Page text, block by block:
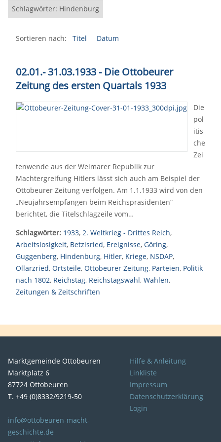
Schlagwörter: Hindenburg
Sortieren nach: Titel Datum
02.01.- 31.03.1933 - Die Ottobeurer
Zeitung des ersten Quartals 1933
Die
pol
itis
che
Zei
tenwende aus der Weimarer Republik zur
Machtergreifung Hitlers lässt sich auch am Beispiel der
Ottobeurer Zeitung verfolgen. Am 1.1.1933 wird von den
„Neujahrsempfängen beim Reichspräsidenten“
berichtet, die Titelschlagzeile vom…
Schlagwörter: 1933, 2. Weltkrieg - Drittes Reich,
Arbeitslosigkeit, Betzisried, Ereignisse, Göring,
Guggenberg, Hindenburg, Hitler, Kriege, NSDAP,
Ollarzried, Ortsteile, Ottobeurer Zeitung, Parteien, Politik
nach 1802, Reichstag, Reichstagswahl, Wahlen,
Zeitungen & Zeitschriften
Marktgemeinde Ottobeuren
Marktplatz 6
87724 Ottobeuren
T. +49 (0)8332/9219-50
info@ottobeuren-macht-
geschichte.de
Hilfe & Anleitung
Linkliste
Impressum
Datenschutzerklärung
Login